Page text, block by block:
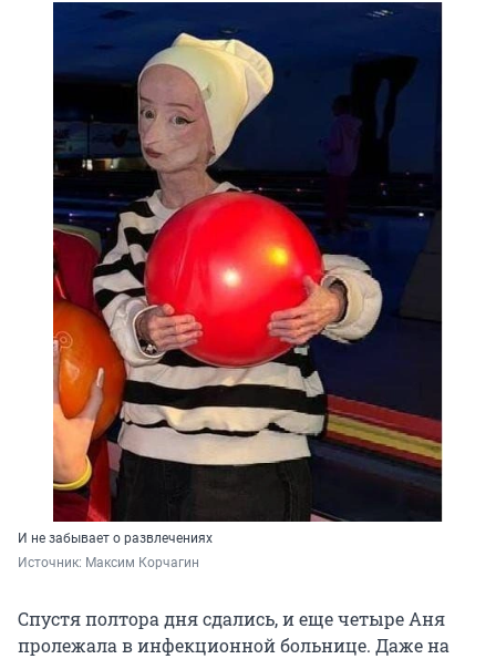
И не забывает о развлечениях
Источник: Максим Корчагин
Спустя полтора дня сдались, и еще четыре Аня
пролежала в инфекционной больнице. Даже на